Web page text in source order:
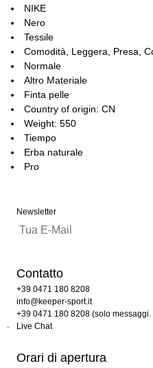
NIKE
Nero
Tessile
Comodità, Leggera, Presa,
Normale
Altro Materiale
Finta pelle
Country of origin: CN
Weight: 550
Tiempo
Erba naturale
Pro
Newsletter
Contatto
+39 0471 180 8208
info@keeper-sport.it
+39 0471 180 8208 (solo
Live Chat
Orari di apertura